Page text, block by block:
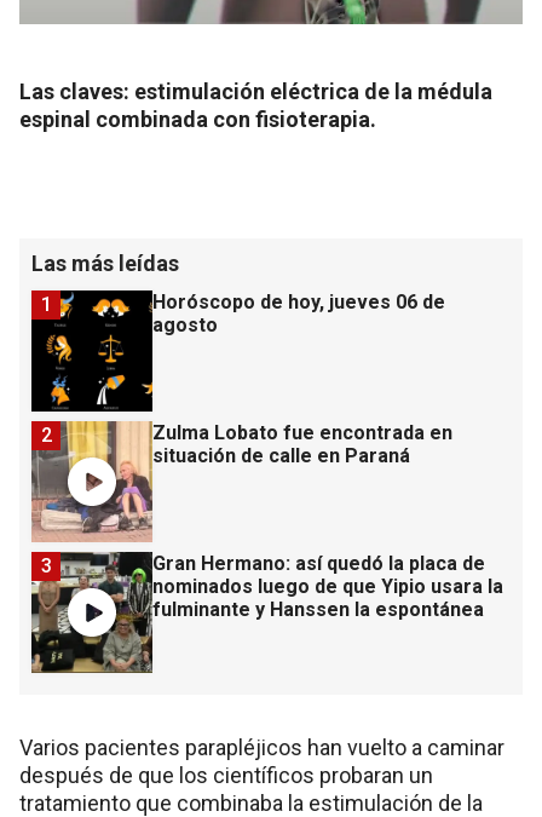
Las claves: estimulación eléctrica de la médula
espinal combinada con fisioterapia.
Las más leídas
Horóscopo de hoy, jueves 06 de
agosto
1
Zulma Lobato fue encontrada en
situación de calle en Paraná
2
Gran Hermano: así quedó la placa de
nominados luego de que Yipio usara la
fulminante y Hanssen la espontánea
3
Varios pacientes parapléjicos han vuelto a caminar
después de que los científicos probaran un
tratamiento que combinaba la estimulación de la